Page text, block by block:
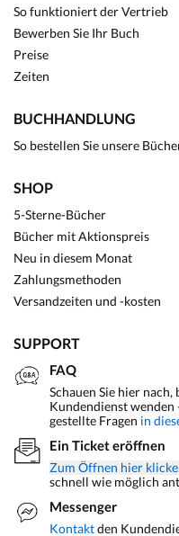
So funktioniert der Vertrieb
Bewerben Sie Ihr Buch
Preise
Zeiten
BUCHHANDLUNG
So bestellen Sie unsere
SHOP
5-Sterne-Bücher
Bücher mit Aktionspreis
Neu in diesem Monat
Zahlungsmethoden
Versandzeiten und -kosten
SUPPORT
FAQ
Schauen Sie hier nach,
Kundendienst
gestellte Fragen in
Ein Ticket eröffnen
Zum Öffnen hier
schnell wie möglich
Messenger
Kontaktden